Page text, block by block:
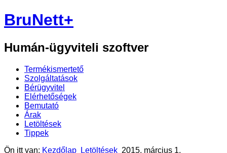
BruNett+
Humán-ügyviteli szoftver
Termékismertető
Szolgáltatások
Bérügyvitel
Elérhetőségek
Bemutató
Árak
Letöltések
Tippek
Ön itt van: Kezdőlap Letöltések 2015. március 1.